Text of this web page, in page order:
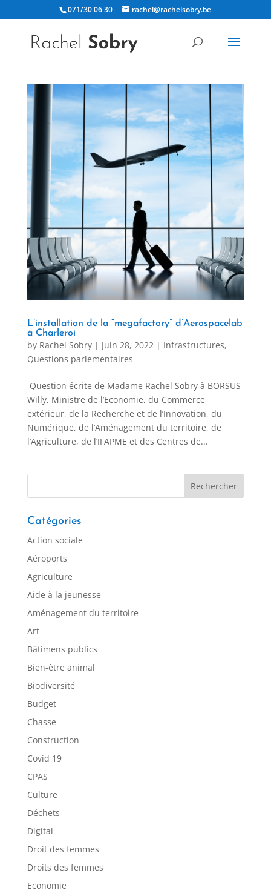
071/30 06 30 rachel@rachelsobry.be
L’installation de la “megafactory” d’Aerospacelab
à Charleroi
by Rachel Sobry| Juin 28, 2022| Infrastructures,
Questions parlementaires
Question écrite de Madame Rachel Sobry à BORSUS
Willy, Ministre de l’Economie, du Commerce
extérieur, de la Recherche et de l’Innovation, du
Numérique, de l’Aménagement du territoire, de
l’Agriculture, de l’IFAPME et des Centres de...
Catégories
Action sociale
Aéroports
Agriculture
Aide à la jeunesse
Aménagement du territoire
Art
Bâtimens publics
Bien-être animal
Biodiversité
Budget
Chasse
Construction
Covid 19
CPAS
Culture
Déchets
Digital
Droit des femmes
Droits des femmes
Economie